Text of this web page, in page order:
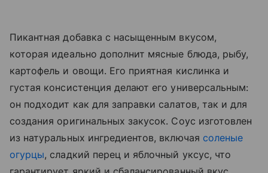
Пикантная добавка с насыщенным вкусом,
которая идеально дополнит мясные блюда, рыбу,
картофель и овощи. Его приятная кислинка и
густая консистенция делают его универсальным:
он подходит как для заправки салатов, так и для
создания оригинальных закусок. Соус изготовлен
из натуральных ингредиентов, включая соленые
огурцы, сладкий перец и яблочный уксус, что